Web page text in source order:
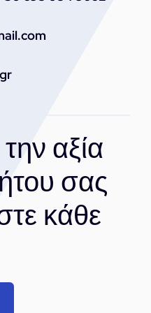
αξία
σας
κάθε